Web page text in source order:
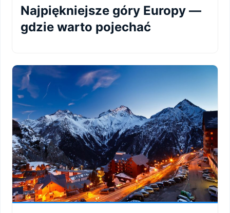
Najpiękniejsze góry Europy —
gdzie warto pojechać